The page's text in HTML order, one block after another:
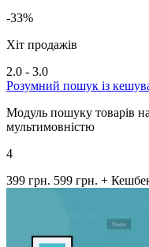
-33%
Хіт продажів
2.0 - 3.0
Розумний пошук із
Модуль пошуку товарів
мультимовністю
4
399 грн. 599 грн. +